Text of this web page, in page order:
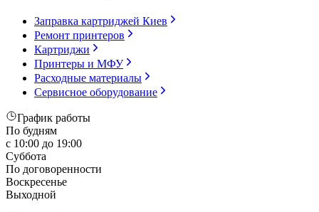
Заправка картриджей Киев
Ремонт принтеров
Картриджи
Принтеры и МФУ
Расходные материалы
Сервисное оборудование
График работы
По будням
с 10:00 до 19:00
Суббота
По договоренности
Воскресенье
Выходной